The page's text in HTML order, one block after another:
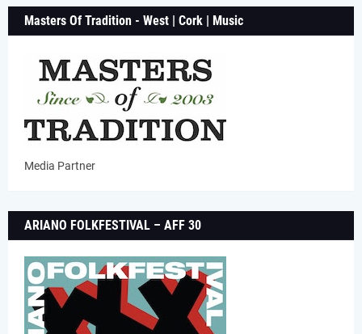
Masters Of Tradition - West | Cork | Music
Media Partner
ARIANO FOLKFESTIVAL – AFF 30